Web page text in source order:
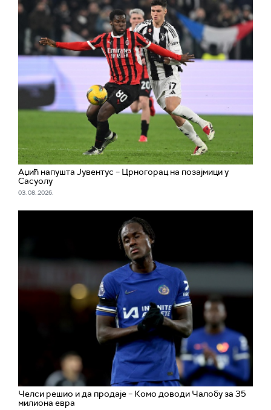
Аџић напушта Јувентус – Црногорац на позајмици у
Сасуолу
03. 08. 2026.
Челси решио и да продаје – Комо доводи Чалобу за 35
милиона евра